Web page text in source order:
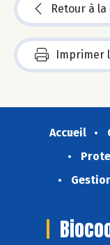
Retour à la
Imprimer
Accueil